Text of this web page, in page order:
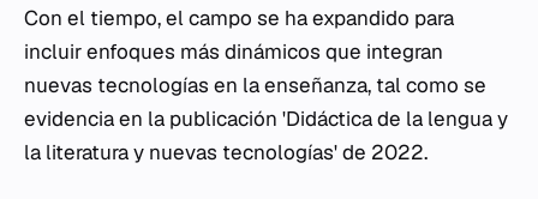
Con el tiempo, el campo se ha expandido para
incluir enfoques más dinámicos que integran
nuevas tecnologías en la enseñanza, tal como se
evidencia en la publicación 'Didáctica de la lengua y
la literatura y nuevas tecnologías' de 2022.